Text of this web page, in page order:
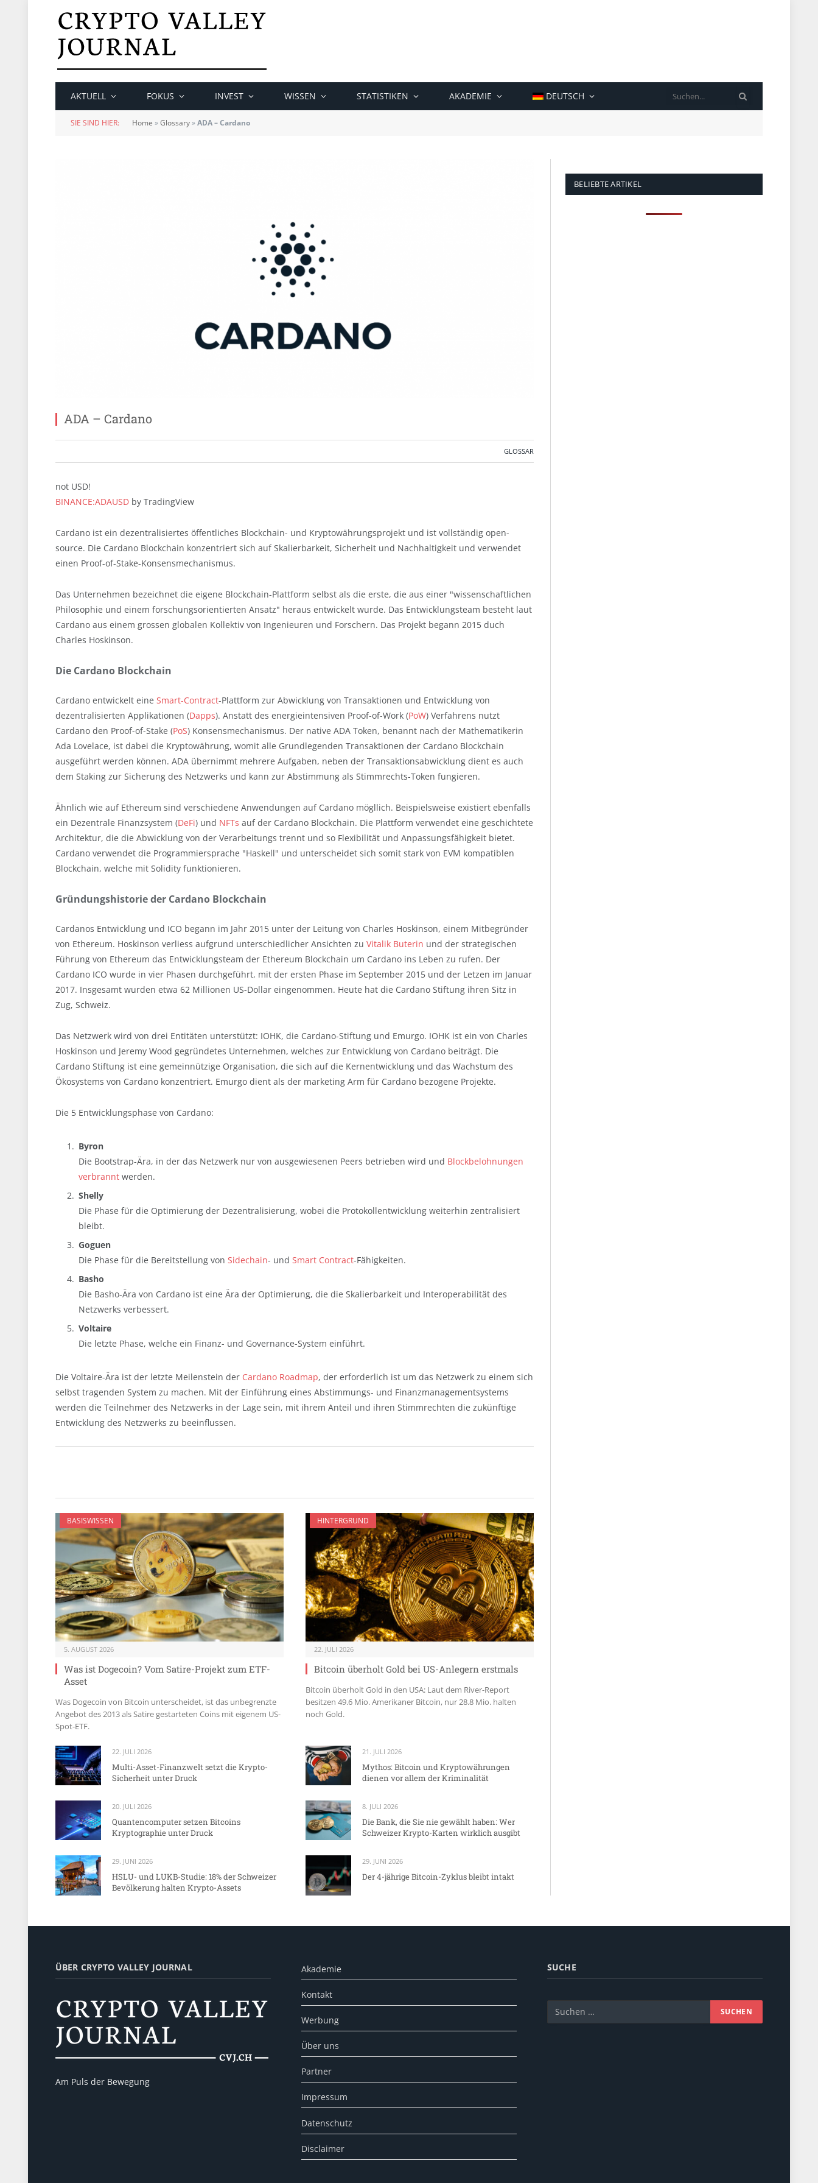
AKTUELL FOKUS INVEST WISSEN STATISTIKEN AKADEMIE DEUTSCH
SIE SIND HIER: Home »Glossary»ADA – Cardano
ADA – Cardano
GLOSSAR
not USD!
BINANCE:ADAUSD by TradingView
Cardano ist ein dezentralisiertes öffentliches Blockchain- und Kryptowährungsprojekt und ist vollständig open-
source. Die Cardano Blockchain konzentriert sich auf Skalierbarkeit, Sicherheit und Nachhaltigkeit und verwendet
einen Proof-of-Stake-Konsensmechanismus.
Das Unternehmen bezeichnet die eigene Blockchain-Plattform selbst als die erste, die aus einer "wissenschaftlichen
Philosophie und einem forschungsorientierten Ansatz" heraus entwickelt wurde. Das Entwicklungsteam besteht laut
Cardano aus einem grossen globalen Kollektiv von Ingenieuren und Forschern. Das Projekt begann 2015 duch
Charles Hoskinson.
Die Cardano Blockchain
Cardano entwickelt eine Smart-Contract-Plattform zur Abwicklung von Transaktionen und Entwicklung von
dezentralisierten Applikationen (Dapps). Anstatt des energieintensiven Proof-of-Work (PoW) Verfahrens nutzt
Cardano den Proof-of-Stake (PoS) Konsensmechanismus. Der native ADA Token, benannt nach der Mathematikerin
Ada Lovelace, ist dabei die Kryptowährung, womit alle Grundlegenden Transaktionen der Cardano Blockchain
ausgeführt werden können. ADA übernimmt mehrere Aufgaben, neben der Transaktionsabwicklung dient es auch
dem Staking zur Sicherung des Netzwerks und kann zur Abstimmung als Stimmrechts-Token fungieren.
Ähnlich wie auf Ethereum sind verschiedene Anwendungen auf Cardano mögllich. Beispielsweise existiert ebenfalls
ein Dezentrale Finanzsystem (DeFi) und NFTs auf der Cardano Blockchain. Die Plattform verwendet eine geschichtete
Architektur, die die Abwicklung von der Verarbeitungs trennt und so Flexibilität und Anpassungsfähigkeit bietet.
Cardano verwendet die Programmiersprache "Haskell" und unterscheidet sich somit stark von EVM kompatiblen
Blockchain, welche mit Solidity funktionieren.
Gründungshistorie der Cardano Blockchain
Cardanos Entwicklung und ICO begann im Jahr 2015 unter der Leitung von Charles Hoskinson, einem Mitbegründer
von Ethereum. Hoskinson verliess aufgrund unterschiedlicher Ansichten zu Vitalik Buterin und der strategischen
Führung von Ethereum das Entwicklungsteam der Ethereum Blockchain um Cardano ins Leben zu rufen. Der
Cardano ICO wurde in vier Phasen durchgeführt, mit der ersten Phase im September 2015 und der Letzen im Januar
2017. Insgesamt wurden etwa 62 Millionen US-Dollar eingenommen. Heute hat die Cardano Stiftung ihren Sitz in
Zug, Schweiz.
Das Netzwerk wird von drei Entitäten unterstützt: IOHK, die Cardano-Stiftung und Emurgo. IOHK ist ein von Charles
Hoskinson und Jeremy Wood gegründetes Unternehmen, welches zur Entwicklung von Cardano beiträgt. Die
Cardano Stiftung ist eine gemeinnützige Organisation, die sich auf die Kernentwicklung und das Wachstum des
Ökosystems von Cardano konzentriert. Emurgo dient als der marketing Arm für Cardano bezogene Projekte.
Die 5 Entwicklungsphase von Cardano:
Byron
Die Bootstrap-Ära, in der das Netzwerk nur von ausgewiesenen Peers betrieben wird und Blockbelohnungen
verbrannt werden.
Shelly
Die Phase für die Optimierung der Dezentralisierung, wobei die Protokollentwicklung weiterhin zentralisiert
bleibt.
Goguen
Die Phase für die Bereitstellung von Sidechain- und Smart Contract-Fähigkeiten.
Basho
Die Basho-Ära von Cardano ist eine Ära der Optimierung, die die Skalierbarkeit und Interoperabilität des
Netzwerks verbessert.
Voltaire
Die letzte Phase, welche ein Finanz- und Governance-System einführt.
Die Voltaire-Ära ist der letzte Meilenstein der Cardano Roadmap, der erforderlich ist um das Netzwerk zu einem sich
selbst tragenden System zu machen. Mit der Einführung eines Abstimmungs- und Finanzmanagementsystems
werden die Teilnehmer des Netzwerks in der Lage sein, mit ihrem Anteil und ihren Stimmrechten die zukünftige
Entwicklung des Netzwerks zu beeinflussen.
BASISWISSEN
5. AUGUST 2026
Was ist Dogecoin? Vom Satire-Projekt zum ETF-
Asset
Was Dogecoin von Bitcoin unterscheidet, ist das unbegrenzte
Angebot des 2013 als Satire gestarteten Coins mit eigenem US-
Spot-ETF.
HINTERGRUND
22. JULI 2026
Bitcoin überholt Gold bei US-Anlegern erstmals
Bitcoin überholt Gold in den USA: Laut dem River-Report
besitzen 49.6 Mio. Amerikaner Bitcoin, nur 28.8 Mio. halten
noch Gold.
22. JULI 2026
Multi-Asset-Finanzwelt setzt die Krypto-
Sicherheit unter Druck
21. JULI 2026
Mythos: Bitcoin und Kryptowährungen
dienen vor allem der Kriminalität
20. JULI 2026
Quantencomputer setzen Bitcoins
Kryptographie unter Druck
8. JULI 2026
Die Bank, die Sie nie gewählt haben: Wer
Schweizer Krypto-Karten wirklich ausgibt
29. JUNI 2026
HSLU- und LUKB-Studie: 18% der Schweizer
Bevölkerung halten Krypto-Assets
29. JUNI 2026
Der 4-jährige Bitcoin-Zyklus bleibt intakt
BELIEBTE ARTIKEL
ÜBER CRYPTO VALLEY JOURNAL
Am Puls der Bewegung
Akademie
Kontakt
Werbung
Über uns
Partner
Impressum
Datenschutz
Disclaimer
SUCHE